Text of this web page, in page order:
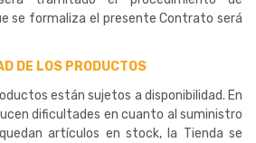
se formaliza el presente Contrato será
DE LOS PRODUCTOS
están sujetos a disponibilidad. En
dificultades en cuanto al suministro
artículos en stock, la Tienda se